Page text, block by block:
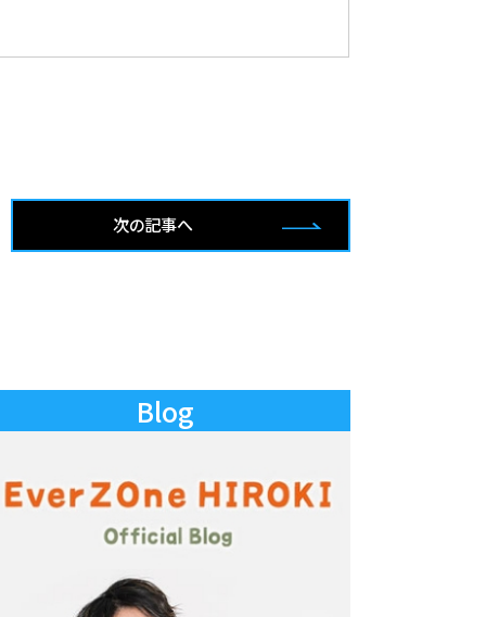
次の記事へ
Blog